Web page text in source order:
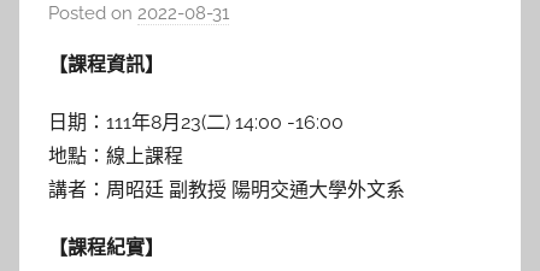
Posted on 2022-08-31
【課程資訊】
日期：111年8月23(二) 14:00 -16:00
地點：線上課程
講者：周昭廷 副教授 陽明交通大學外文系
【課程紀實】